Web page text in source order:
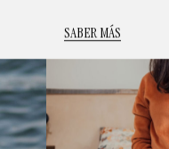
SABER MÁS